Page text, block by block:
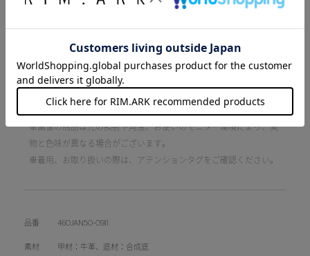
露出少なめのサンダルで、春先から秋口まで長く楽しめます。
モードなスラックスにはもちろん、甘さを抑えたマキシワンピース
の引き締め役としても重宝する1足です。
[注意事項]
※画像の商品は光の照射や角度、お使いのモニター環境により、実
物と色味が異なる場合がございます。
※着用、お取り扱いの際は、アテンションタグをご確認ください。
品番 460JAN50-0911
素材 甲材：牛革、底材：合成底